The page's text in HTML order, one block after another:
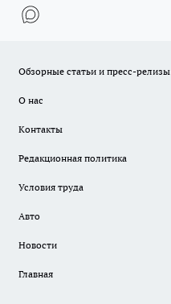
Обзорные статьи и пресс-релизы
О нас
Контакты
Редакционная политика
Условия труда
Авто
Новости
Главная